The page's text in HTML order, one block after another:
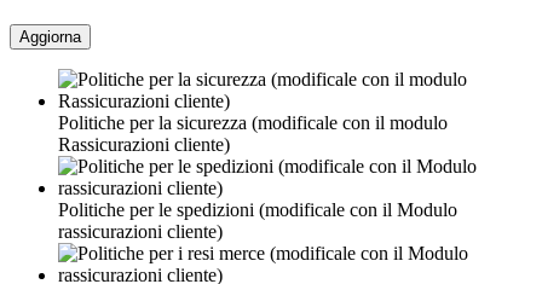
Politiche per la sicurezza (modificale con il modulo
Rassicurazioni cliente)
Politiche per le spedizioni (modificale con il Modulo
rassicurazioni cliente)